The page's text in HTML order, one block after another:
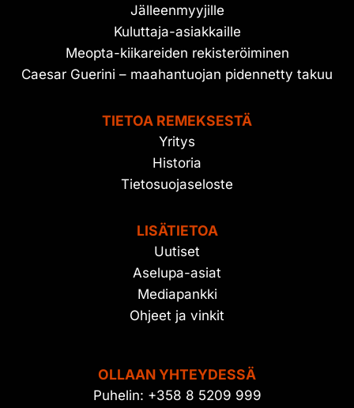
Jälleenmyyjille
Kuluttaja-asiakkaille
Meopta-kiikareiden rekisteröiminen
Caesar Guerini – maahantuojan pidennetty takuu
TIETOA REMEKSESTÄ
Yritys
Historia
Tietosuojaseloste
LISÄTIETOA
Uutiset
Aselupa-asiat
Mediapankki
Ohjeet ja vinkit
OLLAAN YHTEYDESSÄ
Puhelin: +358 8 5209 999